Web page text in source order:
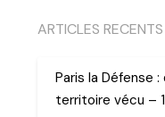
ARTICLES RECENTS
Paris la Défense
territoire vécu –